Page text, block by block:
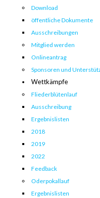
Download
öffentliche Dokumente
Ausschreibungen
Mitglied werden
Onlineantrag
Sponsoren und
Wettkämpfe
Fliederblütenlauf
Ausschreibung
Ergebnislisten
2018
2019
2022
Feedback
Oderpokallauf
Ergebnislisten